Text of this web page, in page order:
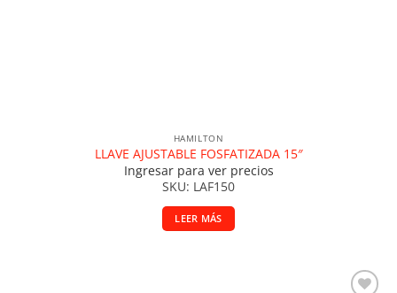
HAMILTON
LLAVE AJUSTABLE FOSFATIZADA 15″
Ingresar para ver precios
SKU: LAF150
LEER MÁS